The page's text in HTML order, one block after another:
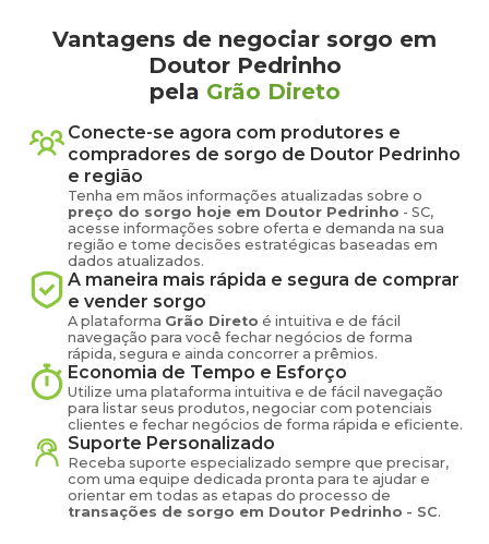
Vantagens de negociar sorgo em
Doutor Pedrinho
pela Grão Direto
Conecte-se agora com produtores e
compradores de sorgo de Doutor Pedrinho
e região
Tenha em mãos informações atualizadas sobre o
preço do sorgo hoje em Doutor Pedrinho - SC,
acesse informações sobre oferta e demanda na sua
região e tome decisões estratégicas baseadas em
dados atualizados.
A maneira mais rápida e segura de comprar
e vender sorgo
A plataforma Grão Direto é intuitiva e de fácil
navegação para você fechar negócios de forma
rápida, segura e ainda concorrer a prêmios.
Economia de Tempo e Esforço
Utilize uma plataforma intuitiva e de fácil navegação
para listar seus produtos, negociar com potenciais
clientes e fechar negócios de forma rápida e eficiente.
Suporte Personalizado
Receba suporte especializado sempre que precisar,
com uma equipe dedicada pronta para te ajudar e
orientar em todas as etapas do processo de
transações de sorgo em Doutor Pedrinho - SC.